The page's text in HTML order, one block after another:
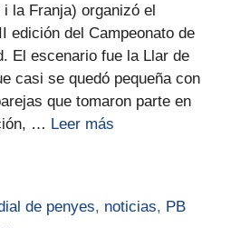
la Franja) organizó el
edición del Campeonato de
El escenario fue la Llar de
casi se quedó pequeña con
que tomaron parte en
… Leer más
de penyes, noticias, PB